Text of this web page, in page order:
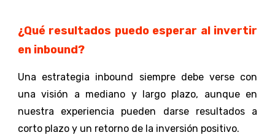
¿Qué resultados puedo esperar al invertir
en inbound?
Una estrategia inbound siempre debe verse con
una visión a mediano y largo plazo, aunque en
nuestra experiencia pueden darse resultados a
corto plazo y un retorno de la inversión positivo.